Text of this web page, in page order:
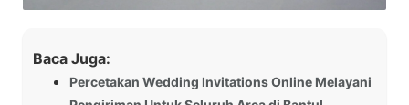
Baca Juga:
Percetakan Wedding Invitations Online Melayani